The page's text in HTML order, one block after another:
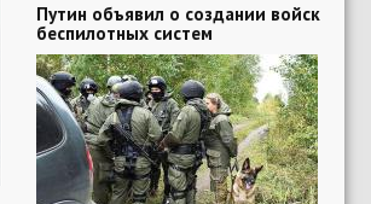
Путин объявил о создании войск
беспилотных систем